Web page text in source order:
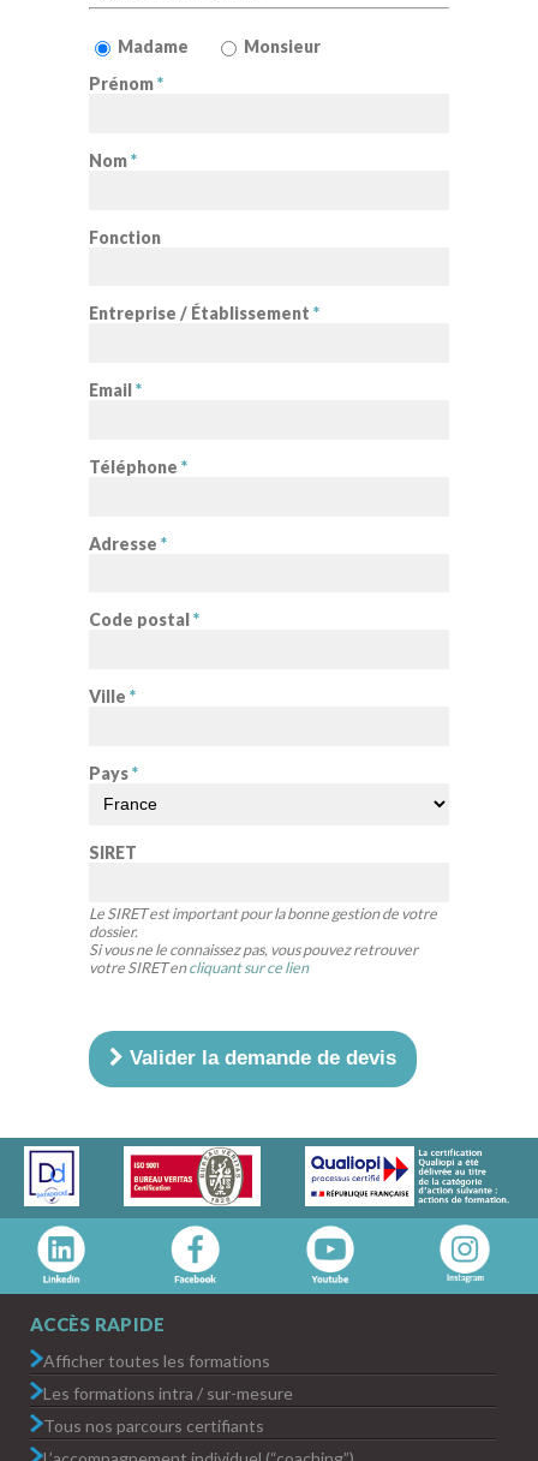
Madame
Monsieur
Prénom*
Nom*
Fonction
Entreprise / Établissement *
Email*
Téléphone *
Adresse *
Code postal *
Ville *
Pays*
SIRET
Le SIRET est important pour la bonne gestion de votre
dossier.
Si vous ne le connaissez pas, vous pouvez retrouver
votre SIRET encliquant sur ce lien
Valider la demande de devis
ACCÈS RAPIDE
Afficher toutes les formations
Les formations intra / sur-mesure
Tous nos parcours certifiants